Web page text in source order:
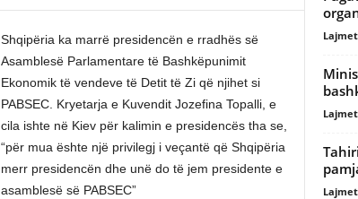
Shqipëria ka marrë presidencën e rradhës së
Asamblesë Parlamentare të Bashkëpunimit
Ekonomik të vendeve të Detit të Zi që njihet si
PABSEC. Kryetarja e Kuvendit Jozefina Topalli, e
cila ishte në Kiev për kalimin e presidencës tha se,
“për mua ështe një privilegj i veçantë që Shqipëria
merr presidencën dhe unë do të jem presidente e
asamblesë së PABSEC”